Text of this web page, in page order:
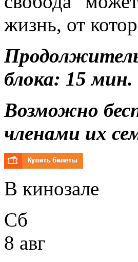
жизнь, от
блока: 15 мин.
Возможно
членами их
В кинозале
Сб
8 авг